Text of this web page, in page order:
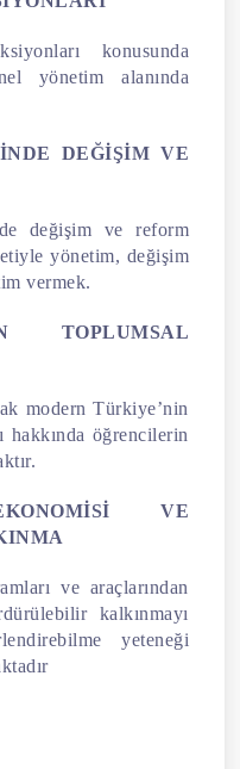
konusunda
yönetim alanında
DEĞİŞİM VE
değişim ve reform
yönetim, değişim
vermek.
TOPLUMSAL
modern Türkiye’nin
hakkında öğrencilerin
VE
ve araçlarından
kalkınmayı
yeteneği